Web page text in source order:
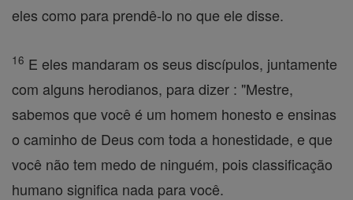
eles como para prendê-lo no que ele disse.
16 E eles mandaram os seus discípulos, juntamente
com alguns herodianos, para dizer : "Mestre,
sabemos que você é um homem honesto e ensinas
o caminho de Deus com toda a honestidade, e que
você não tem medo de ninguém, pois classificação
humano significa nada para você.